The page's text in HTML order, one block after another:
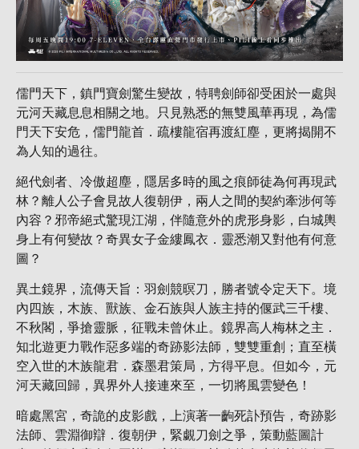
儒門天下，鎮門寶劍驚生變故，特聘劍師卻受困於一處與
元河天藏息息相關之地。只見熟悉的無雙風華再現，為儒
門天下安危，儒門龍首．疏樓龍宿再渡紅塵，更將揭開不
為人知的過往。
絕代劍者、冷傲超塵，隱居多時的風之痕師徒為何再現武
林？離人公子會見故人復朝伊，兩人之間的契約牽涉何等
內容？邪帝絕式驚現江湖，伴隨意外的虎形身影，白城輿
身上有何變故？奇異女子金縷鳳衣．靈悉潮又對他有何意
圖？
異土鏡界，流傳天旨：羽劍競暝刀，勝者號令定天下。境
內四族，木族、獸族、金石族與人族主持的偃武三千樓、
不秋閣，爭搶靈脈，征戰未曾休止。鏡界高人梅林之主．
知北遊更力戰作惡多端的奇跡影法師，雙雙重創；直至橫
空入世的木族龍君．森墨君策局，方得平息。但如今，元
河天藏回歸，異界外人接連來至，一切將風雲變色！
暗處黑宮，奇詭的皮影戲，上演著一齣死訃預告，奇跡影
法師、雲淵御辯．復朝伊，緊覷刀劍之爭，策動藍圖計